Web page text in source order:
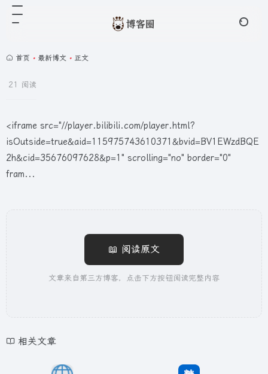
首页 • 最新博文 • 正文
21 阅读
<iframe src="//player.bilibili.com/player.html?
isOutside=true&aid=115975743610371&bvid=BV1EWzdBQE
2h&cid=35676097628&p=1" scrolling="no" border="0"
fram...
📖 阅读原文
文章来自第三方博客，点击下方按钮阅读完整内容
相关文章